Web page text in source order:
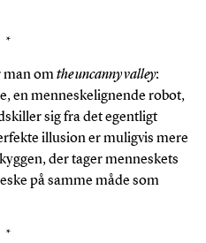
*
man omthe uncanny valley:
en menneskelignende robot,
sig fra det egentligt
illusion er muligvis mere
der tager menneskets
på samme måde som
*